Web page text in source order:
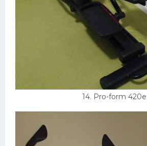
14. Pro-form 420e